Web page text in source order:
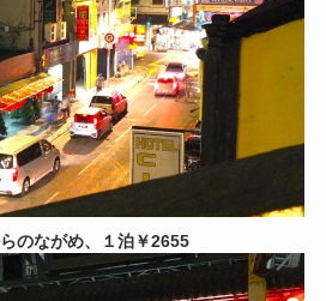
のながめ、１泊￥2655